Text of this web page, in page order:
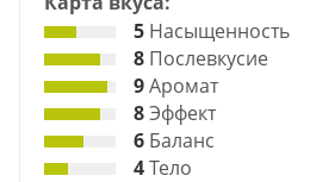
5 Насыщенность
8 Послевкусие
9Аромат
8Эффект
6 Баланс
4Тело